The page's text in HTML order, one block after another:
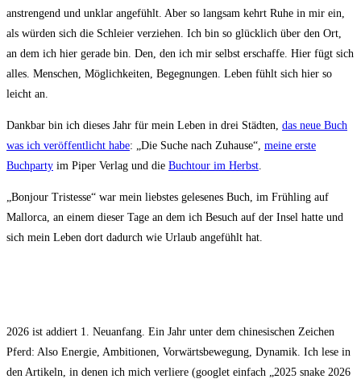
anstrengend und unklar angefühlt. Aber so langsam kehrt Ruhe in mir ein,
als würden sich die Schleier verziehen. Ich bin so glücklich über den Ort,
an dem ich hier gerade bin. Den, den ich mir selbst erschaffe. Hier fügt sich
alles. Menschen, Möglichkeiten, Begegnungen. Leben fühlt sich hier so
leicht an.
Dankbar bin ich dieses Jahr für mein Leben in drei Städten, das neue Buch
was ich veröffentlicht habe: „Die Suche nach Zuhause“, meine erste
Buchparty im Piper Verlag und die Buchtour im Herbst
„Bonjour Tristesse“ war mein liebstes gelesenes Buch, im Frühling auf
Mallorca, an einem dieser Tage an dem ich Besuch auf der Insel hatte und
sich mein Leben dort dadurch wie Urlaub angefühlt hat.
2026 ist addiert 1. Neuanfang. Ein Jahr unter dem chinesischen Zeichen
Pferd: Also Energie, Ambitionen, Vorwärtsbewegung, Dynamik. Ich lese in
den Artikeln, in denen ich mich verliere (googlet einfach „2025 snake 2026